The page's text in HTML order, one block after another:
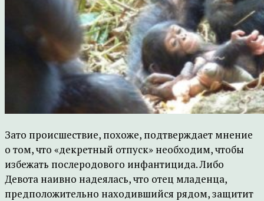
Зато происшествие, похоже, подтверждает мнение
о том, что «декретный отпуск» необходим, чтобы
избежать послеродового инфантицида. Либо
Девота наивно надеялась, что отец младенца,
предположительно находившийся рядом, защитит